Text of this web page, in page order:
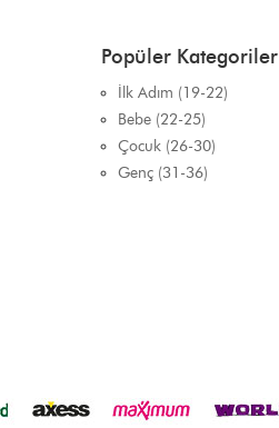
Popüler Kategoriler
İlk Adım (19-22)
Bebe (22-25)
Çocuk (26-30)
Genç (31-36)